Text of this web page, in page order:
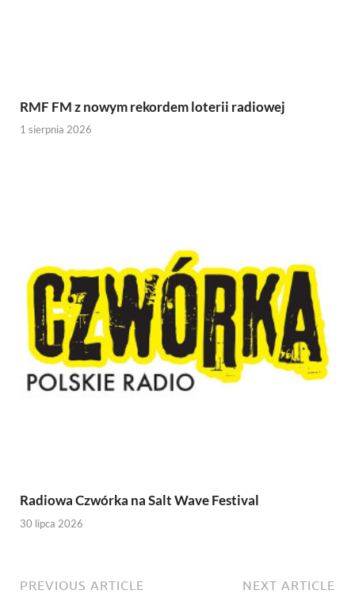
RMF FM z nowym rekordem loterii radiowej
1 sierpnia 2026
Radiowa Czwórka na Salt Wave Festival
30 lipca 2026
PREVIOUS ARTICLE NEXT ARTICLE